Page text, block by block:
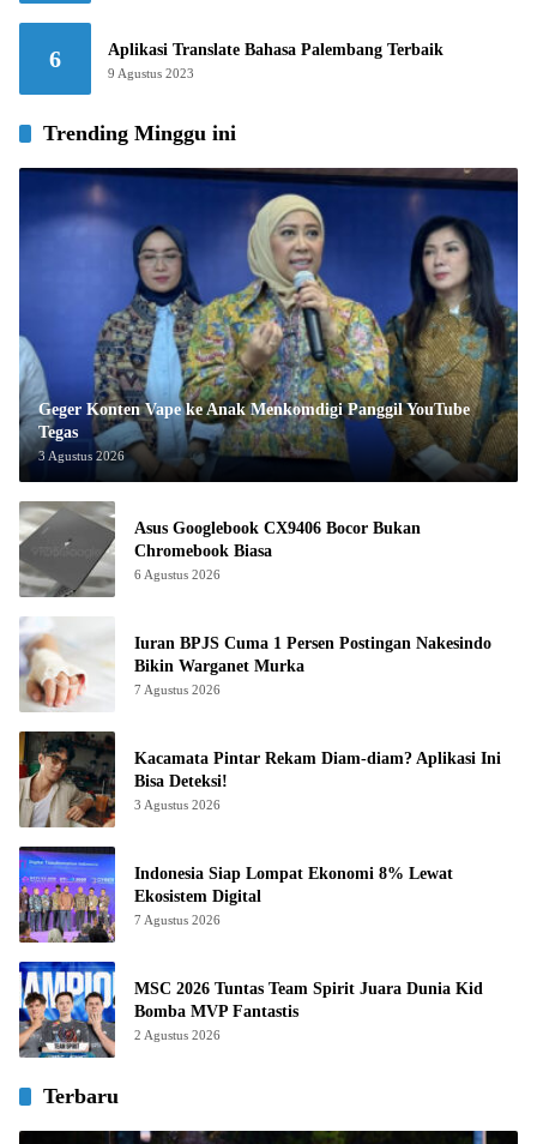
6 Aplikasi Translate Bahasa Palembang Terbaik
9 Agustus 2023
Trending Minggu ini
Geger Konten Vape ke Anak Menkomdigi Panggil YouTube
Tegas
3 Agustus 2026
Asus Googlebook CX9406 Bocor Bukan
Chromebook Biasa
6 Agustus 2026
Iuran BPJS Cuma 1 Persen Postingan Nakesindo
Bikin Warganet Murka
7 Agustus 2026
Kacamata Pintar Rekam Diam-diam? Aplikasi Ini
Bisa Deteksi!
3 Agustus 2026
Indonesia Siap Lompat Ekonomi 8% Lewat
Ekosistem Digital
7 Agustus 2026
MSC 2026 Tuntas Team Spirit Juara Dunia Kid
Bomba MVP Fantastis
2 Agustus 2026
Terbaru